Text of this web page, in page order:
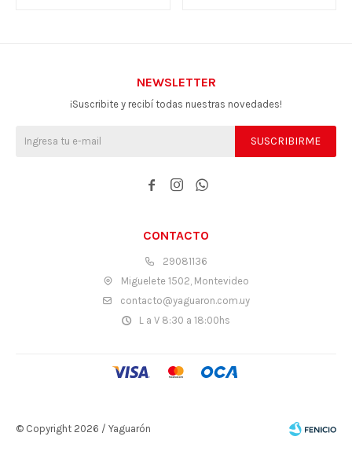
CONTACTO
29081136
Miguelete 1502, Montevideo
contacto@yaguaron.com.uy
L a V 8:30 a 18:00hs
NEWSLETTER
¡Suscribite y recibí todas nuestras novedades!
SUSCRIBIRME
  
© Copyright 2026 / Yaguarón